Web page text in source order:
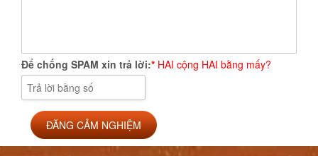
Để chống SPAM xin trả lời:* HAI cộng HAI bằng mấy?